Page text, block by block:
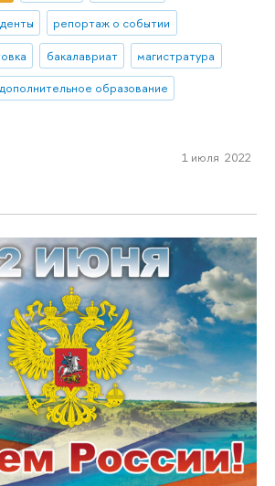
репортаж о событии
бакалавриат
магистратура
дополнительное образование
1 июля 2022